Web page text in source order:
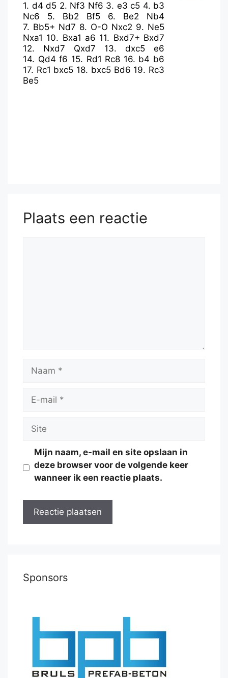
1. d4 d5 2. Nf3 Nf6 3. e3 c5 4. b3
Nc6
5. Bb2 Bf5 6. Be2
Nb4
7. Bb5+ Nd7 8. O-O Nxc2 9. Ne5
Nxa1 10. Bxa1 a6 11. Bxd7+ Bxd7
12. Nxd7 Qxd7 13. dxc5
e6
14. Qd4 f6 15. Rd1 Rc8 16. b4 b6
17. Rc1 bxc5 18. bxc5 Bd6 19. Rc3
Be5
Plaats een reactie
Naam
Site
Mijn naam, e-mail en site opslaan in
deze browser voor de volgende keer
wanneer ik een reactie plaats.
Sponsors